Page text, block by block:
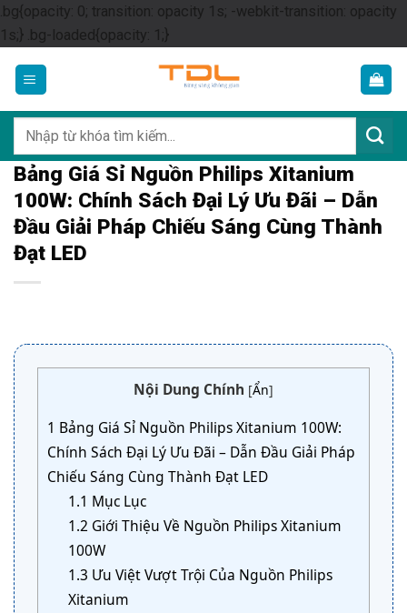
.bg{opacity: 0; transition: opacity 1s; -webkit-transition: opacity
1s;} .bg-loaded{opacity: 1;}Skip
content
kiếm:
Bảng Giá Sỉ Nguồn Philips Xitanium
100W: Chính Sách Đại Lý Ưu Đãi – Dẫn
Đầu Giải Pháp Chiếu Sáng Cùng Thành
Đạt LED
Nội Dung Chính [Ẩn]
1 Bảng Giá Sỉ Nguồn Philips Xitanium 100W:
Chính Sách Đại Lý Ưu Đãi – Dẫn Đầu Giải Pháp
Chiếu Sáng Cùng Thành Đạt LED
1.1 Mục Lục
1.2 Giới Thiệu Về Nguồn Philips Xitanium
100W
1.3 Ưu Việt Vượt Trội Của Nguồn Philips
Xitanium